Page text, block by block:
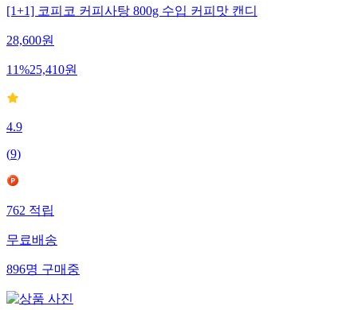
[1+1] 코피코 커피사탕 800g 수입 커피맛 캔디
28,600원
11%25,410원
4.9
(9)
762적립
무료배송
896명구매중